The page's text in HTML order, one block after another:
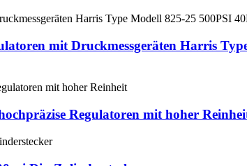
mit Druckmessgeräten Harris
Regulatoren mit hoher